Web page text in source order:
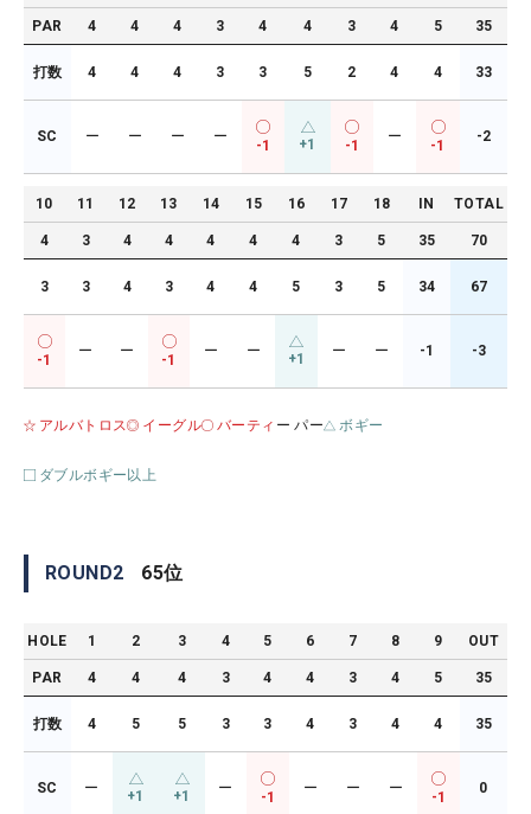
PAR 4 4 4 3 4 4 3 4 5 35
打数 4 4 4 3 3 5 2 4 4 33
SC ー ー ー ー
-1 +1 -1
ー
-1
-2
10 11 12 13 14 15 16 17 18 IN TOTAL
4 3 4 4 4 4 4 3 5 35 70
3 3 4 3 4 4 5 3 5 34 67
-1
ー ー
-1
ー ー +1 ー ー -1 -3
アルバトロス イーグル バーティ ー パー ボギー
ダブルボギー以上
ROUND2 65位
HOLE 1 2 3 4 5 6 7 8 9 OUT
PAR 4 4 4 3 4 4 3 4 5 35
打数 4 5 5 3 3 4 3 4 4 35
SC ー +1 +1 ー
-1
ー ー ー
-1
0